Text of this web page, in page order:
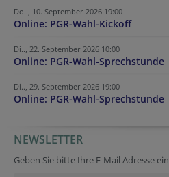
Do.., 10. September 2026 19:00
Online: PGR-Wahl-Kickoff
Di.., 22. September 2026 10:00
Online: PGR-Wahl-Sprechstunde
Di.., 29. September 2026 19:00
Online: PGR-Wahl-Sprechstunde
NEWSLETTER
Geben Sie bitte Ihre E-Mail Adresse ein